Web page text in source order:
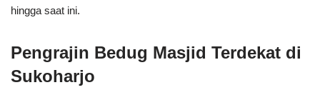
hingga saat ini.
Pengrajin Bedug Masjid Terdekat di
Sukoharjo